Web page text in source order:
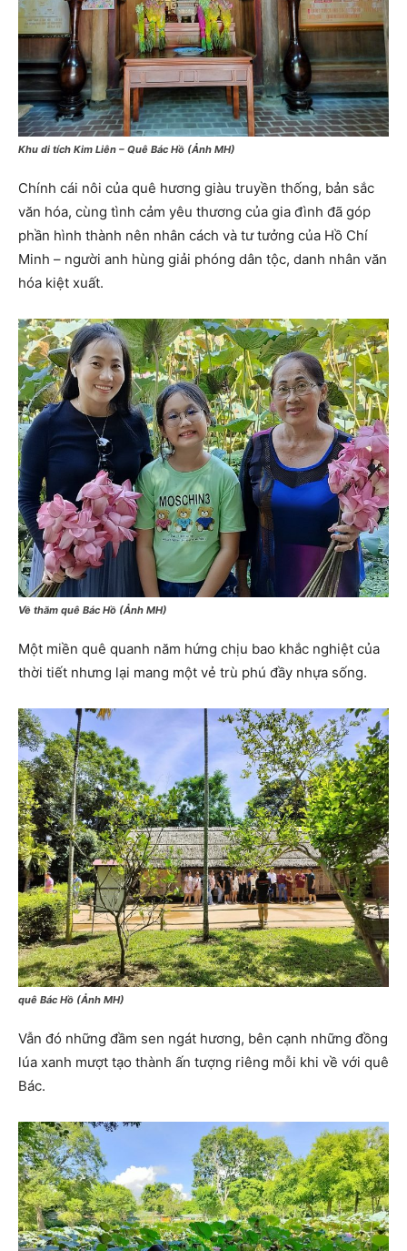
Khu di tích Kim Liên – Quê Bác Hồ (Ảnh MH)
Chính cái nôi của quê hương giàu truyền thống, bản sắc
văn hóa, cùng tình cảm yêu thương của gia đình đã góp
phần hình thành nên nhân cách và tư tưởng của Hồ Chí
Minh – người anh hùng giải phóng dân tộc, danh nhân văn
hóa kiệt xuất.
Về thăm quê Bác Hồ (Ảnh MH)
Một miền quê quanh năm hứng chịu bao khắc nghiệt của
thời tiết nhưng lại mang một vẻ trù phú đầy nhựa sống.
quê Bác Hồ (Ảnh MH)
Vẫn đó những đầm sen ngát hương, bên cạnh những đồng
lúa xanh mượt tạo thành ấn tượng riêng mỗi khi về với quê
Bác.